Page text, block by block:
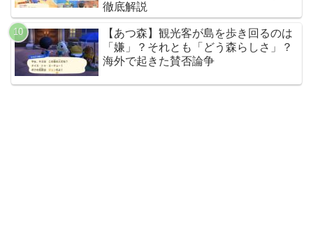
徹底解説
【あつ森】観光客が島を歩き回るのは
「嫌」？それとも「どう森らしさ」？
海外で起きた賛否論争